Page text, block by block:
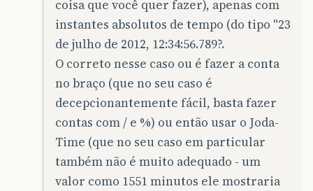
coisa que você quer fazer), apenas com
instantes absolutos de tempo (do tipo "23
de julho de 2012, 12:34:56.789?.
O correto nesse caso ou é fazer a conta
no braço (que no seu caso é
decepcionantemente fácil, basta fazer
contas com / e %) ou então usar o Joda-
Time (que no seu caso em particular
também não é muito adequado - um
valor como 1551 minutos ele mostraria